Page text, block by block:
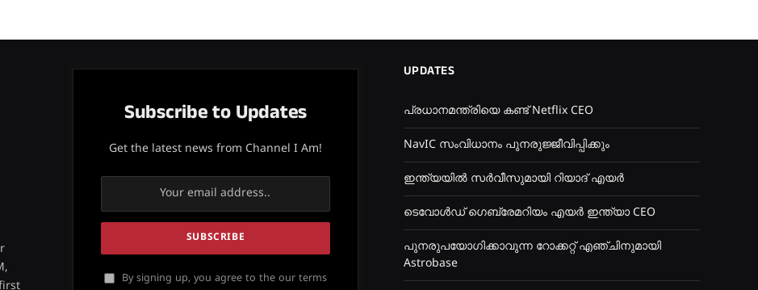
Subscribe to Updates
Get the latest news from Channel I Am!
By signing up, you agree to the our terms
UPDATES
പ്രധാനമന്ത്രിയെ കണ്ട് Netflix CEO
NavIC സംവിധാനം പുനരുജ്ജീവിപ്പിക്കും
ഇന്ത്യയിൽ സർവീസുമായി റിയാദ് എയർ
ടെവോൾഡ് ഗെബ്രേമറിയം എയർ ഇന്ത്യാ CEO
പുനരുപയോഗിക്കാവുന്ന റോക്കറ്റ് എഞ്ചിനുമായി
Astrobase